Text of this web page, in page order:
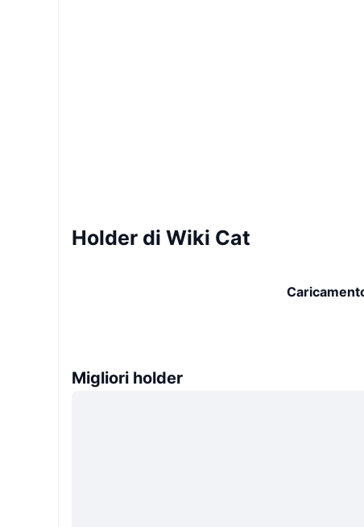
Holder di Wiki Cat
Migliori holder